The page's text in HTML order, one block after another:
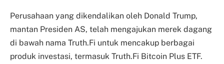
Perusahaan yang dikendalikan oleh Donald Trump,
mantan Presiden AS, telah mengajukan merek dagang
di bawah nama Truth.Fi untuk mencakup berbagai
produk investasi, termasuk Truth.Fi Bitcoin Plus ETF.